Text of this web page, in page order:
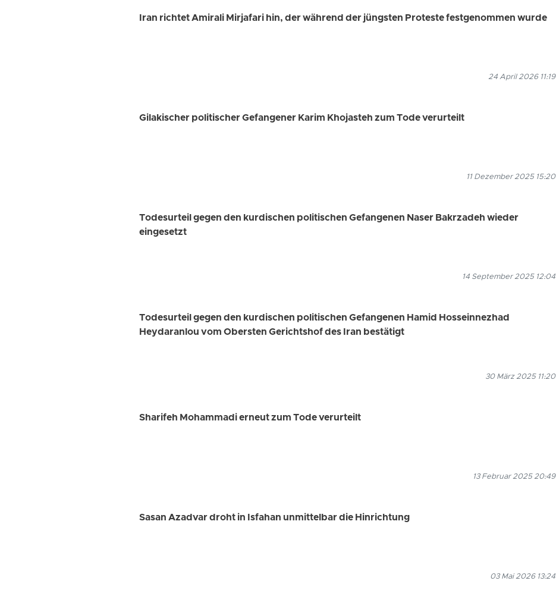
Iran richtet Amirali Mirjafari hin, der während der jüngsten Proteste festgenommen wurde
24 April 2026 11:19
Gilakischer politischer Gefangener Karim Khojasteh zum Tode verurteilt
11 Dezember 2025 15:20
Todesurteil gegen den kurdischen politischen Gefangenen Naser Bakrzadeh wieder
eingesetzt
14 September 2025 12:04
Todesurteil gegen den kurdischen politischen Gefangenen Hamid Hosseinnezhad
Heydaranlou vom Obersten Gerichtshof des Iran bestätigt
30 März 2025 11:20
Sharifeh Mohammadi erneut zum Tode verurteilt
13 Februar 2025 20:49
Sasan Azadvar droht in Isfahan unmittelbar die Hinrichtung
03 Mai 2026 13:24